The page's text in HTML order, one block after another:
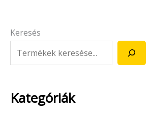
Keresés
Kategóriák